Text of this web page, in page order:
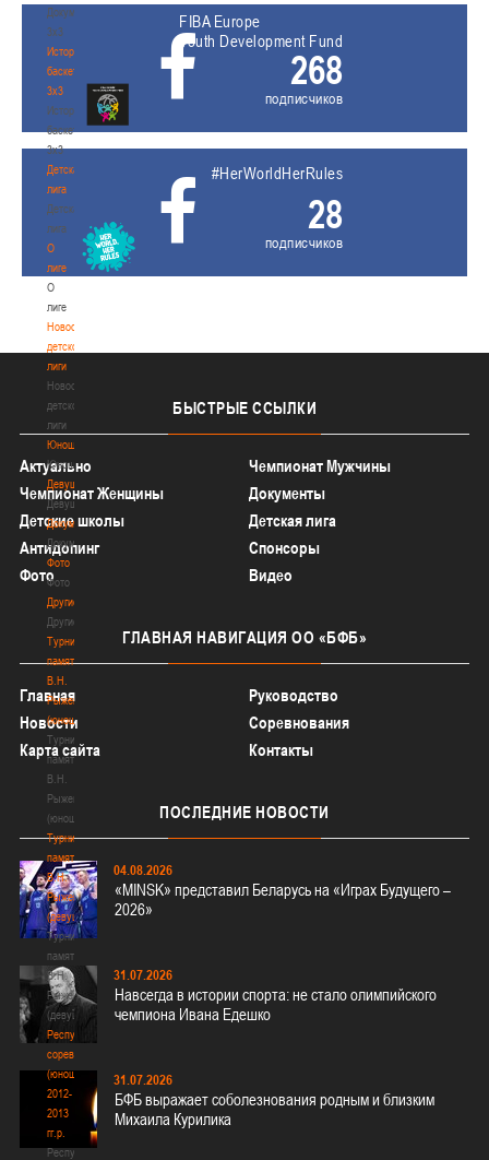
Документы
3х3
История
баскетбола
3х3
История
баскетбола
3х3
Детская
лига
Детская
лига
О
лиге
О
лиге
Новости
детской
лиги
Новости
детской
лиги
Юноши
Юноши
Девушки
Девушки
Документы
Документы
Фото
Фото
Другие
Другие
Турнир
памяти
В.Н.
Рыженкова
(юноши)
Турнир
памяти
В.Н.
Рыженкова
(юноши)
Турнир
памяти
В.Н.
Рыженкова
(девушки)
Турнир
памяти
В.Н.
Рыженкова
(девушки)
Республиканские
соревнования
(юноши)
2012-
2013
гг.р.
Республиканские
FIBA Europe
Youth Development Fund
268
подписчиков
#HerWorldHerRules
28
подписчиков
БЫСТРЫЕ ССЫЛКИ
Актуально
Чемпионат Мужчины
Чемпионат Женщины
Документы
Детские школы
Детская лига
Антидопинг
Спонсоры
Фото
Видео
ГЛАВНАЯ НАВИГАЦИЯ ОО «БФБ»
Главная
Руководство
Новости
Соревнования
Карта сайта
Контакты
ПОСЛЕДНИЕ НОВОСТИ
04.08.2026
«MINSK» представил Беларусь на «Играх Будущего –
2026»
31.07.2026
Навсегда в истории спорта: не стало олимпийского
чемпиона Ивана Едешко
31.07.2026
БФБ выражает соболезнования родным и близким
Михаила Курилика